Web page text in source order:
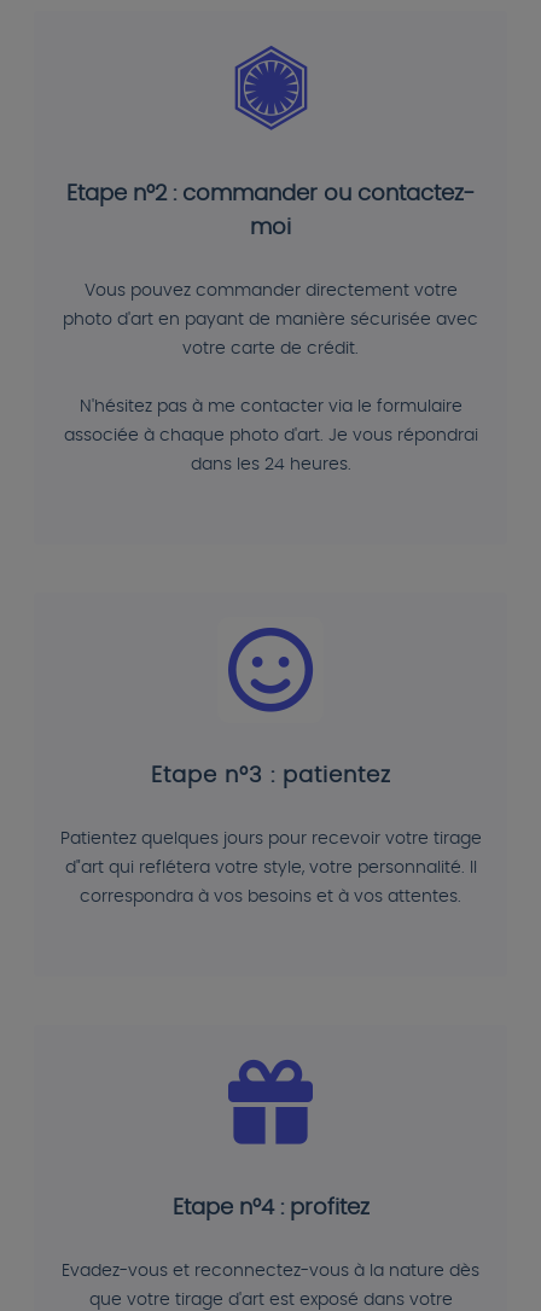
Etape n°2 : commander ou contactez-
moi
Vous pouvez commander directement votre
photo d'art en payant de manière sécurisée avec
votre carte de crédit.
N'hésitez pas à me contacter via le formulaire
associée à chaque photo d'art. Je vous répondrai
dans les 24 heures.
Etape n°3 : patientez
Patientez quelques jours pour recevoir votre tirage
d"art qui reflétera votre style, votre personnalité. Il
correspondra à vos besoins et à vos attentes.
Etape n°4 : profitez
Evadez-vous et reconnectez-vous à la nature dès
que votre tirage d'art est exposé dans votre